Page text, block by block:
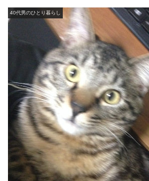
40代男のひとり暮らし